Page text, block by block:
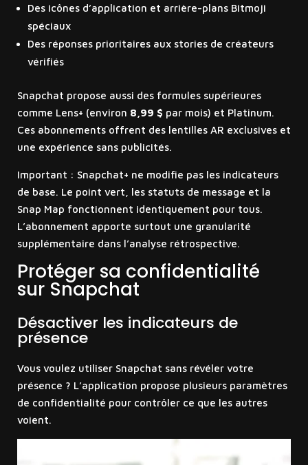
Des icônes d’application et arrière-plans Bitmoji
spéciaux
Des réponses prioritaires aux stories de créateurs
vérifiés
Snapchat propose aussi des formules supérieures
comme Lens+ (environ 8,99 $ par mois) et Platinum.
Ces abonnements offrent des lentilles AR exclusives et
une expérience sans publicités.
Important : Snapchat+ ne modifie pas les indicateurs
de base. Le point vert, les statuts de message et la
Snap Map fonctionnent identiquement pour tous.
L’abonnement apporte surtout une granularité
supplémentaire dans l’analyse rétrospective.
Protéger sa confidentialité
sur Snapchat
Désactiver les indicateurs de
présence
Vous voulez utiliser Snapchat sans révéler votre
présence ? L’application propose plusieurs paramètres
de confidentialité pour contrôler ce que les autres
voient.